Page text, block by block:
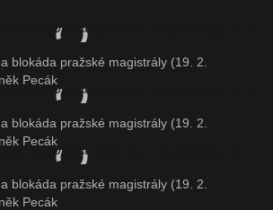
blokáda pražské magistrály (19. 2.
Pecák
blokáda pražské magistrály (19. 2.
Pecák
blokáda pražské magistrály (19. 2.
Pecák